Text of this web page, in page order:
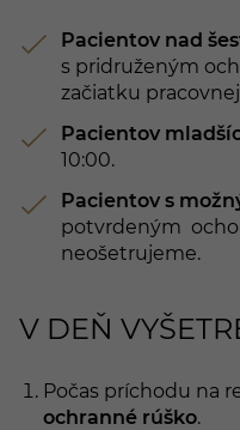
Pacientov nad
s pridruženým
začiatku
Pacientov
10:00.
Pacientov s
potvrdeným
neošetrujeme.
V DEŇ
Počas príchodu na
ochranné rúško.